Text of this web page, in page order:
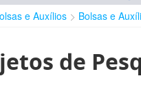
e Auxílios Bolsas e
de